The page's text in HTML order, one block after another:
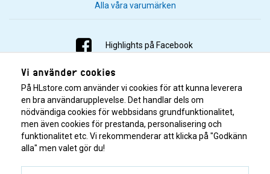
Alla våra varumärken
Highlights på Facebook
Highlights på Instagram
Highlights på Youtube
Highlights på Tiktok
Vi använder cookies
På HLstore.com använder vi cookies för att kunna leverera
en bra användarupplevelse. Det handlar dels om
nödvändiga cookies för webbsidans grundfunktionalitet,
men även cookies för prestanda, personalisering och
funktionalitet etc. Vi rekommenderar att klicka på "Godkänn
alla" men valet gör du!